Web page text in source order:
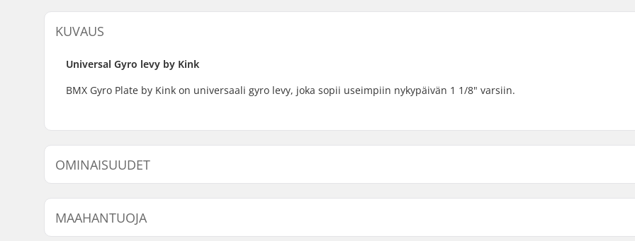
KUVAUS
Universal Gyro levy by Kink
BMX Gyro Plate by Kink on universaali gyro levy, joka sopii useimpiin nykypäivän 1 1/8" varsiin.
OMINAISUUDET
Gyro yhteensopiva: Kyllä Paino:
MAAHANTUOJA